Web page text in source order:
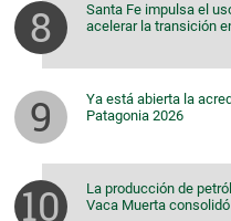
Santa Fe impulsa el
acelerar la transición
Ya está abierta la
Patagonia 2026
La producción de
Vaca Muerta